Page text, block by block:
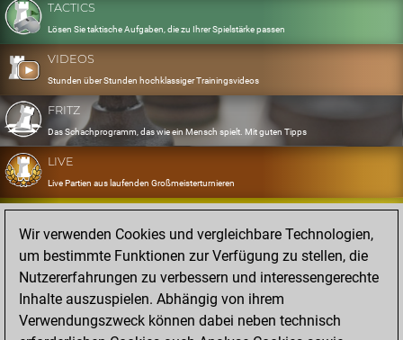
TACTICS
Lösen Sie taktische Aufgaben, die zu Ihrer Spielstärke passen
VIDEOS
Stunden über Stunden hochklassiger Trainingsvideos
FRITZ
Das Schachprogramm, das wie ein Mensch spielt. Mit guten Tipps
LIVE
Live Partien aus laufenden Großmeisterturnieren
OPENINGS
Erfassen und Üben Sie Ihr Eröffnungsrepertoire
DATABASE
Acht Millionen starke Partien
MYGAMES
Speichern und analysieren Sie eigene Partien in der Cloud
Wir verwenden Cookies und vergleichbare Technologien,
um bestimmte Funktionen zur Verfügung zu stellen, die
Nutzererfahrungen zu verbessern und interessengerechte
Inhalte auszuspielen. Abhängig von ihrem
Verwendungszweck können dabei neben technisch